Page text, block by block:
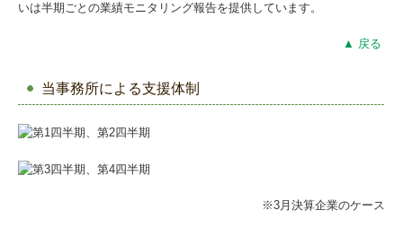
いは半期ごとの業績モニタリング報告を提供しています。
▲ 戻る
当事務所による支援体制
※3月決算企業のケース